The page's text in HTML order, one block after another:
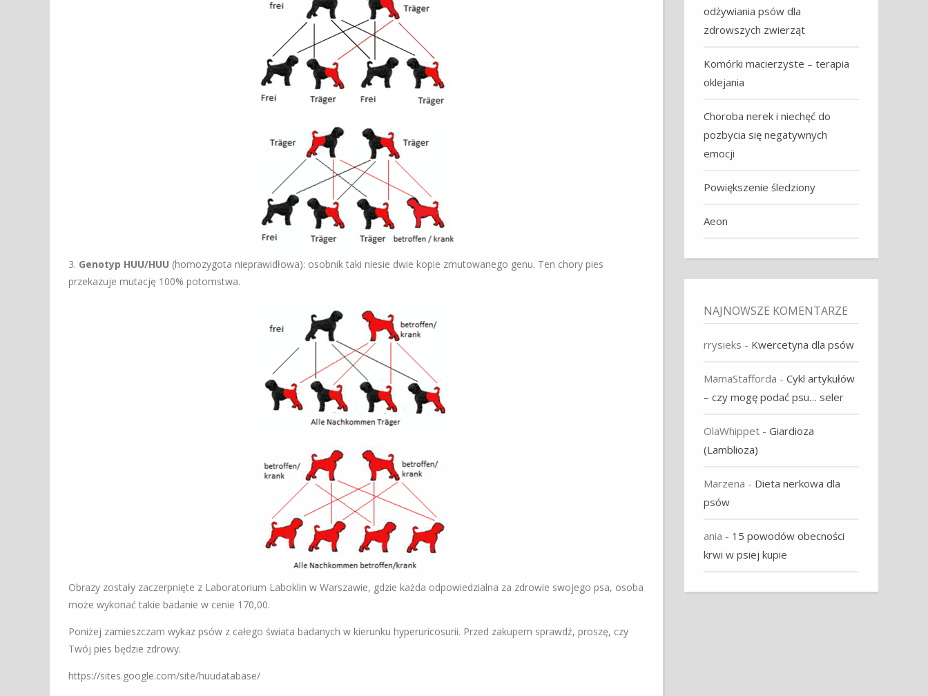
3. Genotyp HUU/HUU (homozygota nieprawidłowa): osobnik taki niesie dwie kopie zmutowanego genu. Ten chory pies
przekazuje mutację 100% potomstwa.
Obrazy zostały zaczerpnięte z Laboratorium Laboklin w Warszawie, gdzie każda odpowiedzialna za zdrowie swojego psa, osoba
może wykonać takie badanie w cenie 170,00.
Poniżej zamieszczam wykaz psów z całego świata badanych w kierunku hyperuricosurii. Przed zakupem sprawdź, proszę, czy
Twój pies będzie zdrowy.
https://sites.google.com/site/huudatabase/
odżywiania psów dla
zdrowszych zwierząt
Komórki macierzyste – terapia
oklejania
Choroba nerek i niechęć do
pozbycia się negatywnych
emocji
Powiększenie śledziony
Aeon
NAJNOWSZE KOMENTARZE
rrysieks - Kwercetyna dla psów
MamaStafforda -Cykl artykułów
– czy mogę podać psu… seler
OlaWhippet -Giardioza
(Lamblioza)
Marzena - Dieta nerkowa dla
psów
ania - 15 powodów obecności
krwi w psiej kupie